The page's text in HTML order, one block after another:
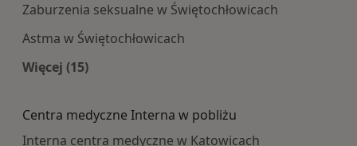
Zaburzenia seksualne w Świętochłowicach
Astma w Świętochłowicach
Więcej (15)
Centra medyczne Interna w pobliżu
Interna centra medyczne w Katowicach